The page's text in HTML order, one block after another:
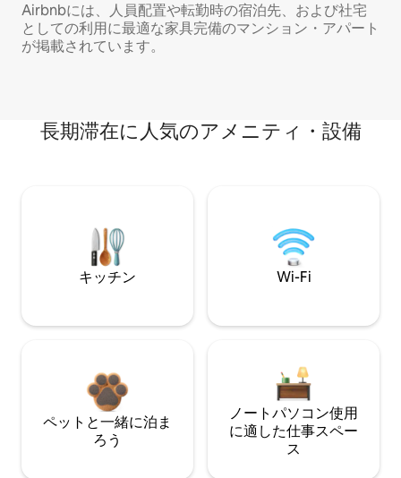
Airbnbには、人員配置や転勤時の宿泊先、および社宅
としての利用に最適な家具完備のマンション・アパート
が掲載されています。
長期滞在に人気のアメニティ・設備
キッチン Wi-Fi
ペットと一緒に泊ま
ろう
ノートパソコン使用
に適した仕事スペー
ス